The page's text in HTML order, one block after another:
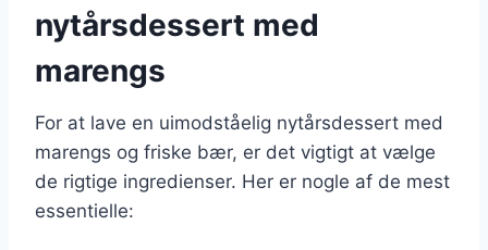
nytårsdessert med
marengs
For at lave en uimodståelig nytårsdessert med
marengs og friske bær, er det vigtigt at vælge
de rigtige ingredienser. Her er nogle af de mest
essentielle: